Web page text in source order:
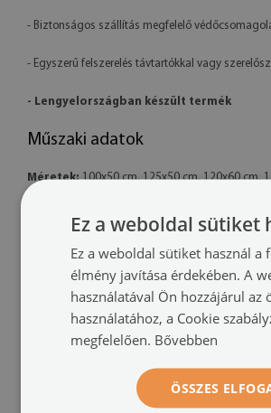
- Biztonságos szállítás megfelelő
- Egyszerű felszerelés távtartókkal vagy
- Lengyelországban készült termék
Műszaki adatok
Méretek:100x50 cm, 125x50 cm, 120x60 cm,
4 mm vastag akril
Nyomtatás: UV – fakulásálló
Tájolás: vízszintes
távtartó rögzítők vagy
További információk:
- A kész termék színei enyhén eltérhetnek a
Ez a weboldal sütiket
Ez a weboldal sütiket használ a
élmény javítása érdekében. A
használatával Ön hozzájárul az
használatához, a Cookie
megfelelően. Bővebben
ÖSSZES